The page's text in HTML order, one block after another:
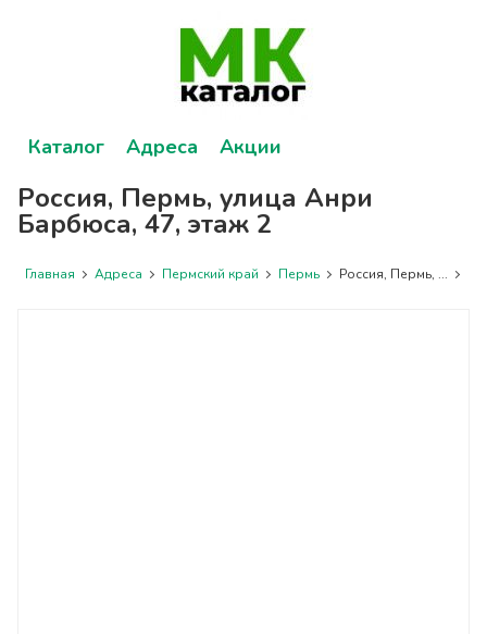
Каталог Адреса Акции
Россия, Пермь, улица Анри
Барбюса, 47, этаж 2
Главная Адреса Пермский край Пермь Россия, Пермь, ...